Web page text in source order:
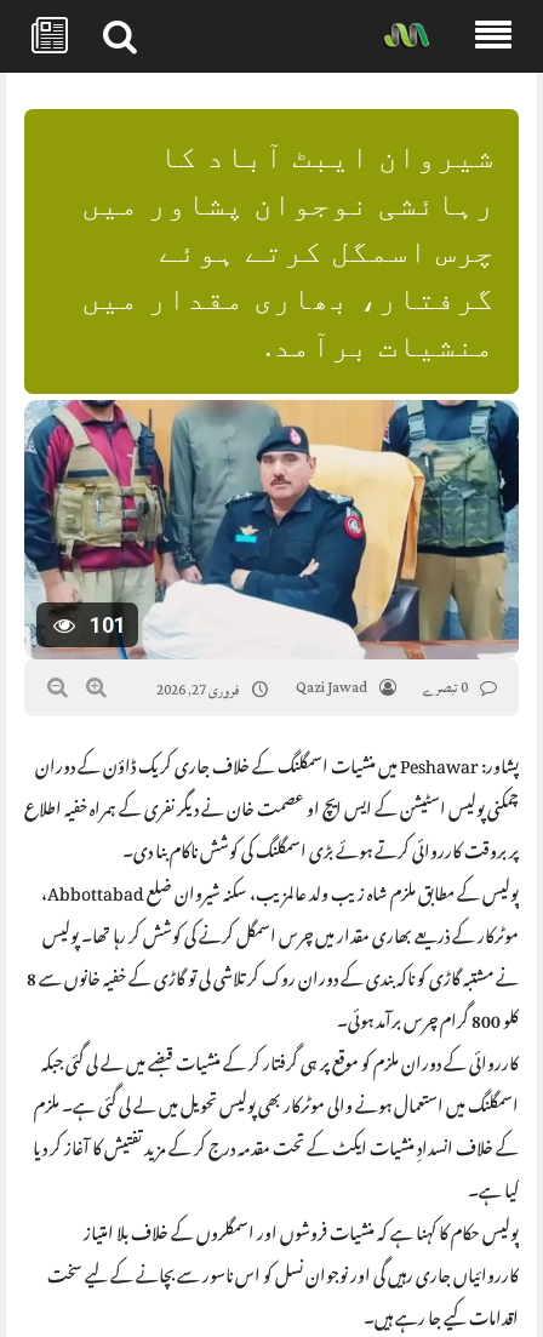
content
شیروان ایبٹ آباد کا
رہائشی نوجوان پشاور میں
چرس اسمگل کرتے ہوئے
گرفتار، بھاری مقدار میں
منشیات برآمد.
101
Qazi Jawad فروری 27, 2026
پشاور: Peshawar میں منشیات اسمگلنگ کے خلاف جاری کریک ڈاؤن کے دوران
چمکنی پولیس اسٹیشن کے ایس ایچ او عصمت خان نے دیگر نفری کے ہمراہ خفیہ اطلاع
پر بروقت کارروائی کرتے ہوئے بڑی اسمگلنگ کی کوشش ناکام بنا دی۔
پولیس کے مطابق ملزم شاہ زیب ولد عالمزیب، سکنہ شیروان ضلع Abbottabad،
موٹرکار کے ذریعے بھاری مقدار میں چرس اسمگل کرنے کی کوشش کر رہا تھا۔ پولیس
نے مشتبہ گاڑی کو ناکہ بندی کے دوران روک کر تلاشی لی تو گاڑی کے خفیہ خانوں سے 8
کلو 800 گرام چرس برآمد ہوئی۔
کارروائی کے دوران ملزم کو موقع پر ہی گرفتار کر کے منشیات قبضے میں لے لی گئی جبکہ
اسمگلنگ میں استعمال ہونے والی موٹرکار بھی پولیس تحویل میں لے لی گئی ہے۔ ملزم
کے خلاف انسدادِ منشیات ایکٹ کے تحت مقدمہ درج کر کے مزید تفتیش کا آغاز کر دیا
گیا ہے۔
پولیس حکام کا کہنا ہے کہ منشیات فروشوں اور اسمگلروں کے خلاف بلا امتیاز
کارروائیاں جاری رہیں گی اور نوجوان نسل کو اس ناسور سے بچانے کے لیے سخت
اقدامات کیے جا رہے ہیں۔